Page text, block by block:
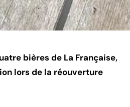
bières de La Française,
lors de la réouverture